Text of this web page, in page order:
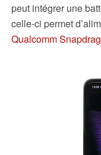
peut intégrer une
celle-ci permet
permet d’améliorer
Qualcomm